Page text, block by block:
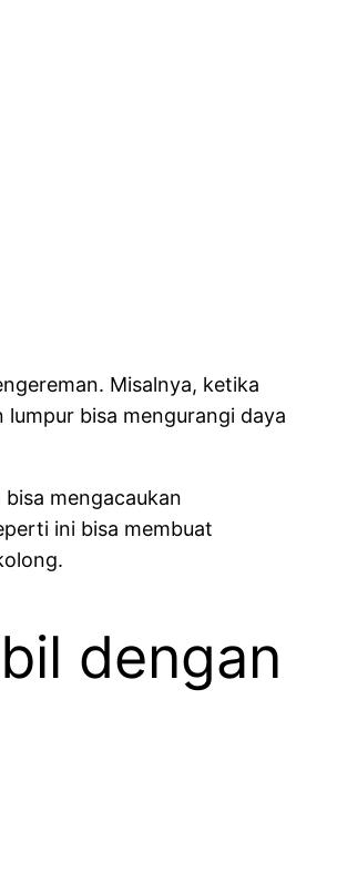
Misalnya, ketika
bisa mengurangi daya
mengacaukan
ini bisa membuat
dengan